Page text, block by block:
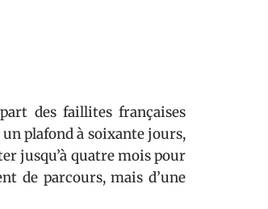
des faillites françaises
plafond à soixante jours,
jusqu’à quatre mois pour
de parcours, mais d’une